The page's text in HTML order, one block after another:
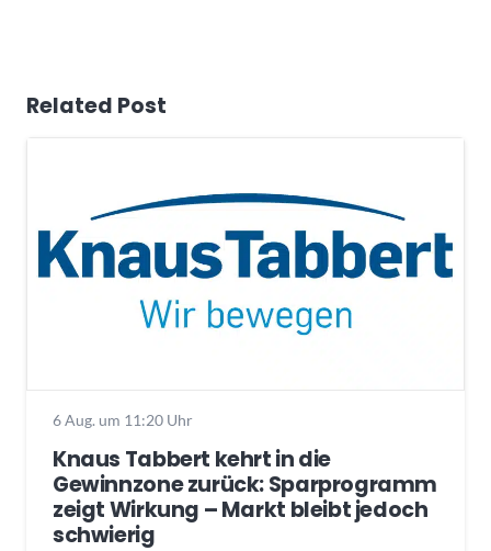
Related Post
6 Aug. um 11:20 Uhr
Knaus Tabbert kehrt in die
Gewinnzone zurück: Sparprogramm
zeigt Wirkung – Markt bleibt jedoch
schwierig